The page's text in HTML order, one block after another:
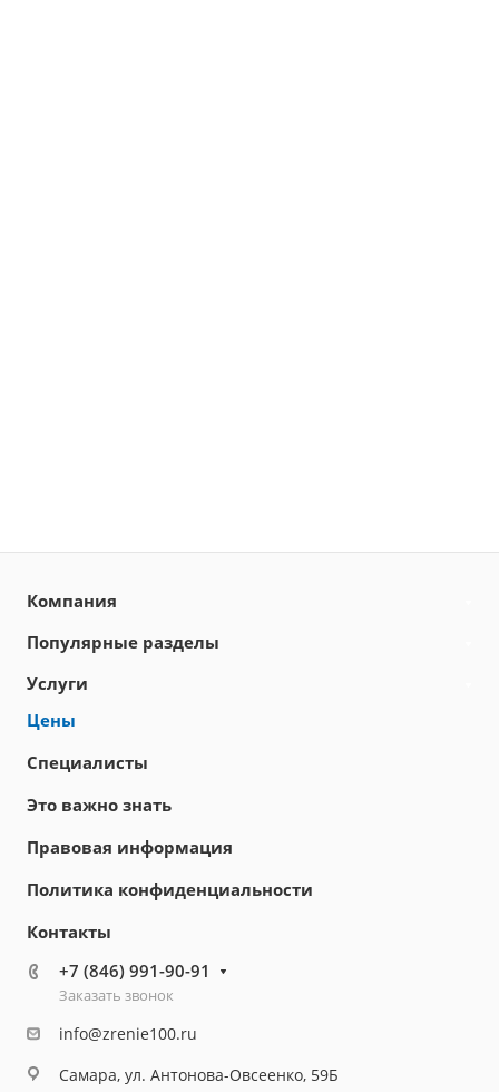
Компания
Популярные разделы
Услуги
Цены
Специалисты
Это важно знать
Правовая информация
Политика конфиденциальности
Контакты
+7 (846) 991-90-91
Заказать звонок
info@zrenie100.ru
Самара, ул. Антонова-Овсеенко, 59Б